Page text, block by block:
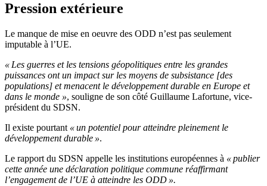
Pression extérieure
Le manque de mise en oeuvre des ODD n’est pas seulement
imputable à l’UE.
« Les guerres et les tensions géopolitiques entre les grandes
puissances ont un impact sur les moyens de subsistance [des
populations] et menacent le développement durable en Europe et
dans le monde », souligne de son côté Guillaume Lafortune, vice-
président du SDSN.
Il existe pourtant « un potentiel pour atteindre pleinement le
développement durable ».
Le rapport du SDSN appelle les institutions européennes à « publier
cette année une déclaration politique commune réaffirmant
l’engagement de l’UE à atteindre les ODD ».